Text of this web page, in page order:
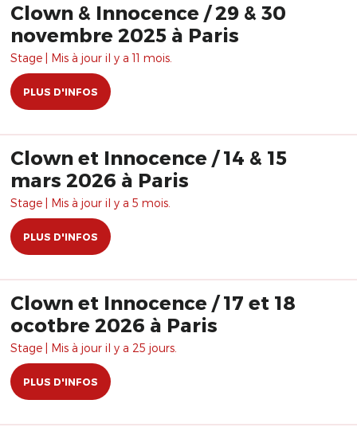
Clown & Innocence / 29 & 30
novembre 2025 à Paris
Stage | Mis à jour il y a 11 mois.
PLUS D'INFOS
Clown et Innocence / 14 & 15
mars 2026 à Paris
Stage | Mis à jour il y a 5 mois.
PLUS D'INFOS
Clown et Innocence / 17 et 18
ocotbre 2026 à Paris
Stage | Mis à jour il y a 25 jours.
PLUS D'INFOS